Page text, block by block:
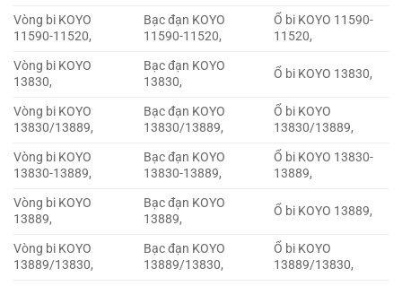
Vòng bi KOYO
11590-11520,
Bạc đạn KOYO
11590-11520,
Ổ bi KOYO 11590-
11520,
Vòng bi KOYO
13830,
Bạc đạn KOYO
13830,
Ổ bi KOYO 13830,
Vòng bi KOYO
13830/13889,
Bạc đạn KOYO
13830/13889,
Ổ bi KOYO
13830/13889,
Vòng bi KOYO
13830-13889,
Bạc đạn KOYO
13830-13889,
Ổ bi KOYO 13830-
13889,
Vòng bi KOYO
13889,
Bạc đạn KOYO
13889,
Ổ bi KOYO 13889,
Vòng bi KOYO
13889/13830,
Bạc đạn KOYO
13889/13830,
Ổ bi KOYO
13889/13830,